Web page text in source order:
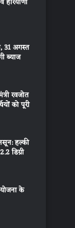
31 अगस्त
ब्याज
रवजोत
को पूरी
हल्की
डिग्री
के